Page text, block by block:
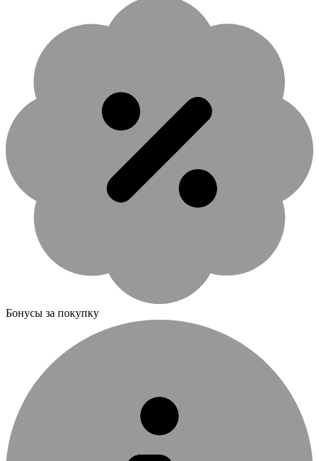
Бонусы за покупку